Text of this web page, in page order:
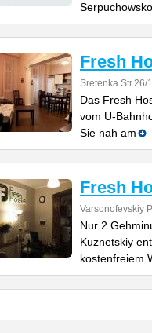
Fresh
Sretenka Str.26/
Das Fresh
vom U-
Sie nah am
Fresh
Varsonofevskiy
Nur 2
Kuznetskiy
kostenfreiem